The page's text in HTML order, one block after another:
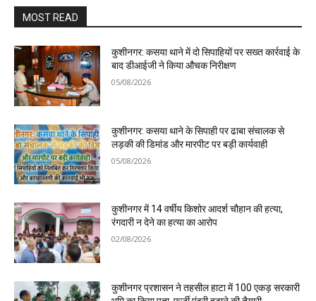
MOST READ
कुशीनगर: कसया थाने में दो सिपाहियों पर सख्त कार्रवाई के
बाद डीआईजी ने किया औचक निरीक्षण
05/08/2026
कुशीनगर: कसया थाने के सिपाही पर ढाबा संचालक से
लड़की की डिमांड और मारपीट पर बड़ी कार्यवाही
05/08/2026
कुशीनगर में 14 वर्षीय किशोर आदर्श चौहान की हत्या,
रंगदारी न देने का हत्या का आरोप
02/08/2026
कुशीनगर प्रशासन ने तहसील हाटा में 100 एकड़ सरकारी